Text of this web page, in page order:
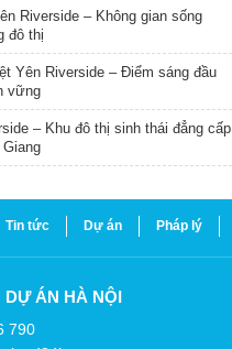
Riverside – Không gian sống
đô thị
Yên Riverside – Điểm sáng đầu
vững
– Khu đô thị sinh thái đẳng cấp
Tin tức Dự án Pháp lý
DỰ ÁN HÀ NỘI
790